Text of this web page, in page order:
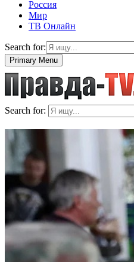
Россия
Мир
ТВ Онлайн
Search for:
Primary Menu
Search for: